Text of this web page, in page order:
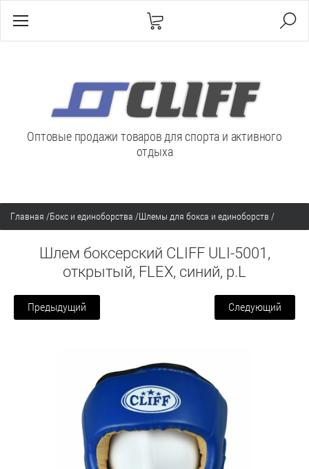
Оптовые продажи товаров для спорта и активного
отдыха
Главная /Бокс и единоборства /Шлемы для бокса и единоборств /
Шлем боксерский CLIFF ULI-5001,
открытый, FLEX, синий, р.L
Предыдущий Следующий